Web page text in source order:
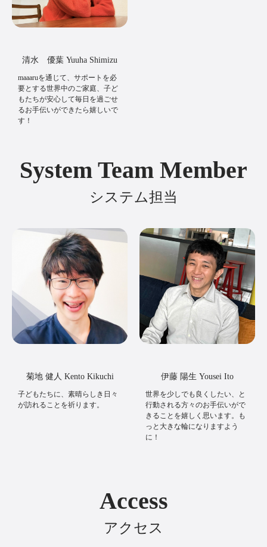
清水 優葉 Yuuha Shimizu
maaaruを通じて、サポートを必
要とする世界中のご家庭、子ど
もたちが安心して毎日を過ごせ
るお手伝いができたら嬉しいで
す！
System Team Member
システム担当
菊地 健人 Kento Kikuchi
子どもたちに、素晴らしき日々
が訪れることを祈ります。
伊藤 陽生 Yousei Ito
世界を少しでも良くしたい、と
行動される方々のお手伝いがで
きることを嬉しく思います。も
っと大きな輪になりますよう
に！
Access
アクセス